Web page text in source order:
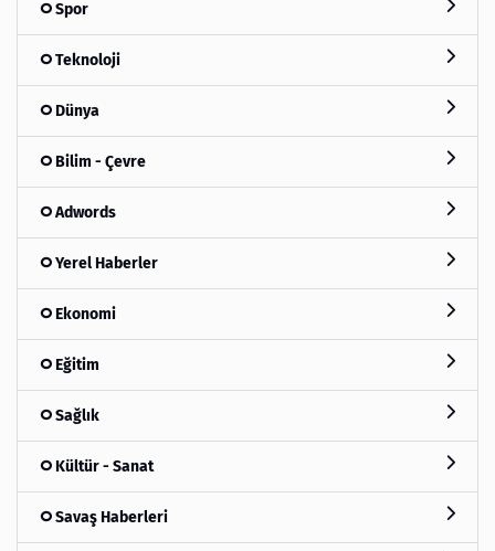
Spor
Teknoloji
Dünya
Bilim - Çevre
Adwords
Yerel Haberler
Ekonomi
Eğitim
Sağlık
Kültür - Sanat
Savaş Haberleri